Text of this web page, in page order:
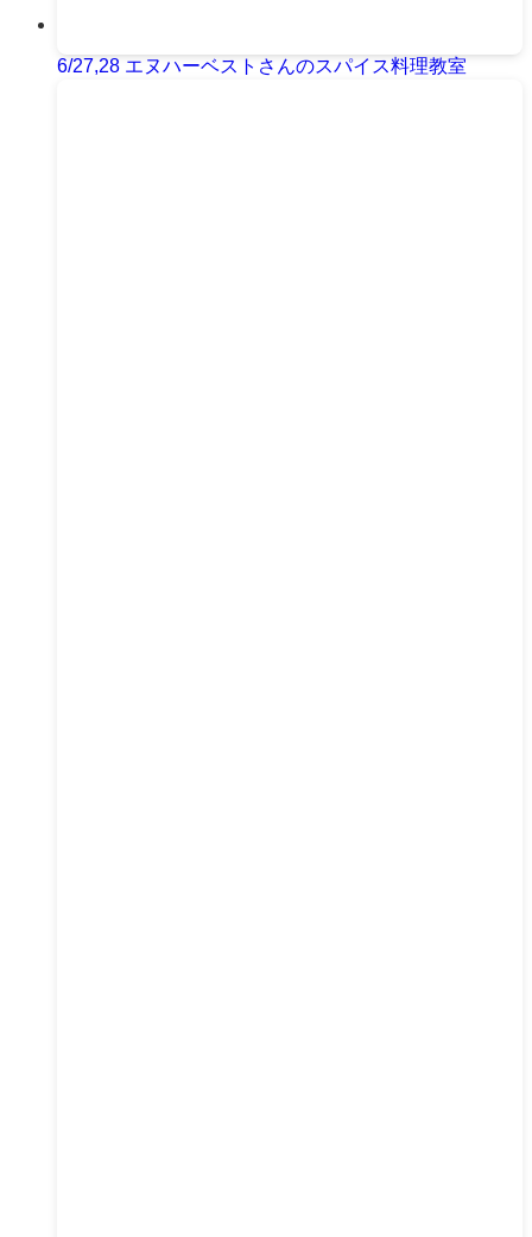
6/27,28 エヌハーベストさんのスパイス料理教室